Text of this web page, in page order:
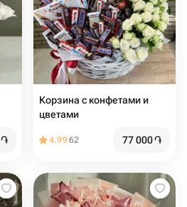
֏
Корзина с конфетами и
цветами
4.9962 77 000֏